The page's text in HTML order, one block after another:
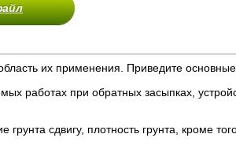
их применения. Приведите
работах при обратных засыпках,
сдвигу, плотность грунта, кроме